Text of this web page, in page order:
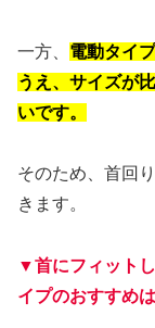
一方、 電動タイ
うえ、サイズが
いです。
そのため、首回
きます。
▼首にフィット
イプのおすすめ